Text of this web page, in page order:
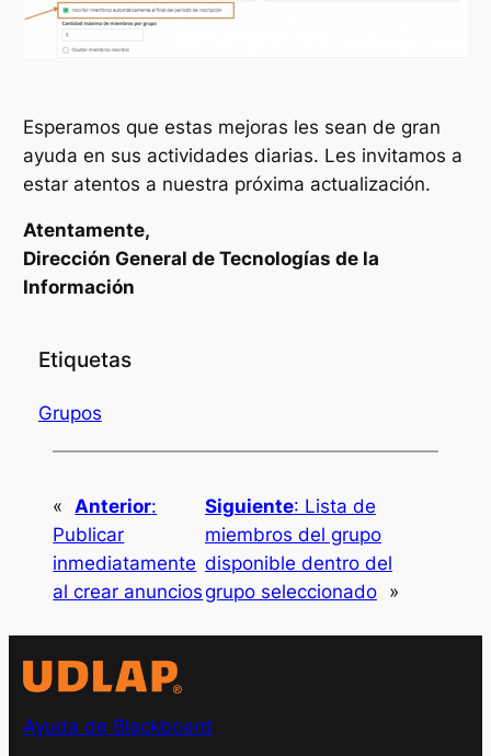
Esperamos que estas mejoras les sean de gran
ayuda en sus actividades diarias. Les invitamos a
estar atentos a nuestra próxima actualización.
Atentamente,
Dirección General de Tecnologías de la
Información
Etiquetas
Grupos
« Anterior:
Publicar
inmediatamente
al crear anuncios
Siguiente: Lista de
miembros del grupo
disponible dentro del
grupo seleccionado
»
Ayuda de Blackboard